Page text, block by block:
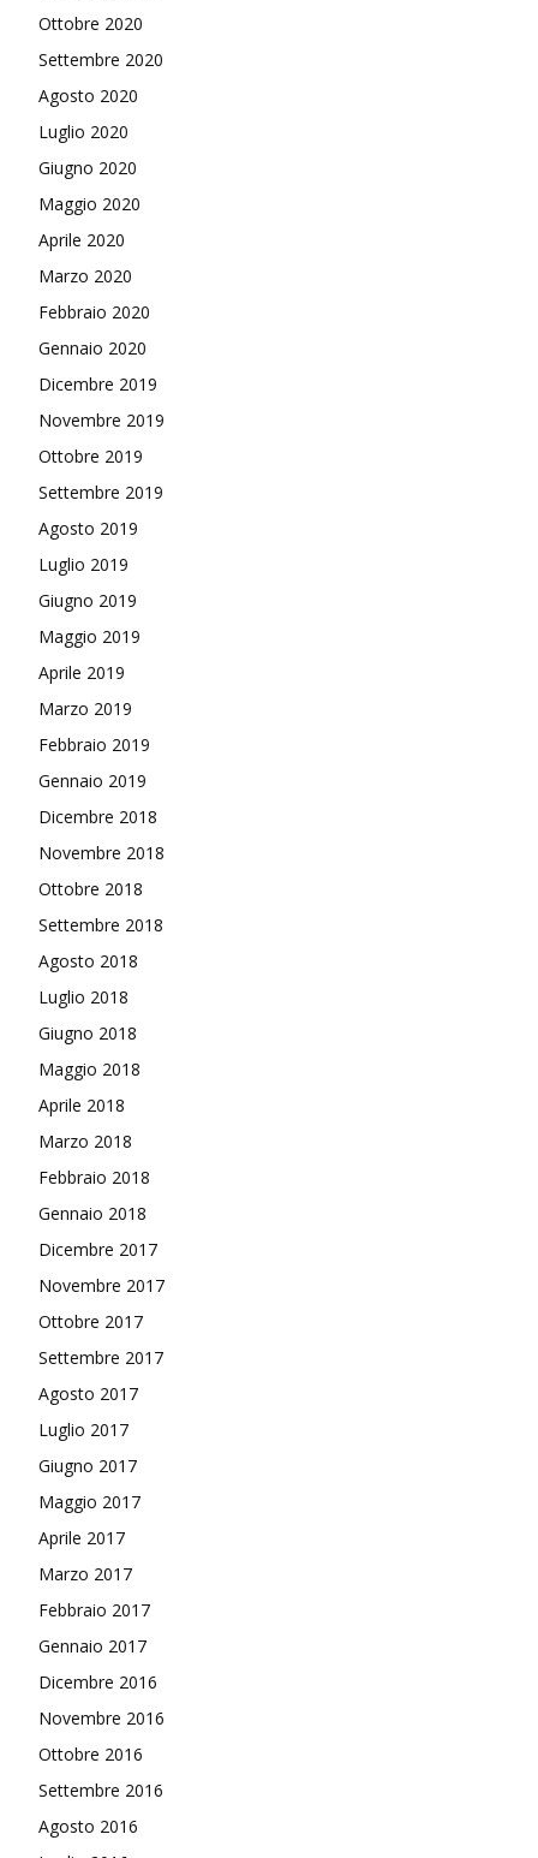
Ottobre 2020
Settembre 2020
Agosto 2020
Luglio 2020
Giugno 2020
Maggio 2020
Aprile 2020
Marzo 2020
Febbraio 2020
Gennaio 2020
Dicembre 2019
Novembre 2019
Ottobre 2019
Settembre 2019
Agosto 2019
Luglio 2019
Giugno 2019
Maggio 2019
Aprile 2019
Marzo 2019
Febbraio 2019
Gennaio 2019
Dicembre 2018
Novembre 2018
Ottobre 2018
Settembre 2018
Agosto 2018
Luglio 2018
Giugno 2018
Maggio 2018
Aprile 2018
Marzo 2018
Febbraio 2018
Gennaio 2018
Dicembre 2017
Novembre 2017
Ottobre 2017
Settembre 2017
Agosto 2017
Luglio 2017
Giugno 2017
Maggio 2017
Aprile 2017
Marzo 2017
Febbraio 2017
Gennaio 2017
Dicembre 2016
Novembre 2016
Ottobre 2016
Settembre 2016
Agosto 2016